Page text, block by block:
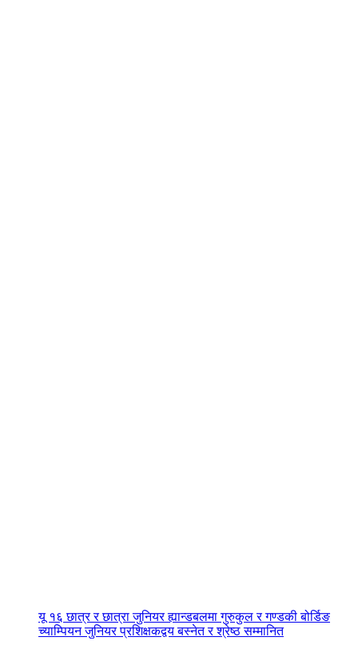
यू १६ छात्र र छात्रा जुनियर ह्यान्डबलमा गुरुकुल र गण्डकी बोर्डिङ
च्याम्पियन जुनियर प्रशिक्षकद्वय बस्नेत र श्रेष्ठ सम्मानित